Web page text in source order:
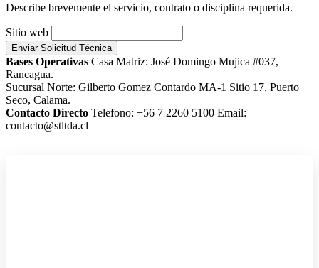
Describe brevemente el servicio, contrato o disciplina requerida.
Sitio web
Enviar Solicitud Técnica
Bases Operativas Casa Matriz: José Domingo Mujica #037,
Rancagua.
Sucursal Norte: Gilberto Gomez Contardo MA-1 Sitio 17, Puerto
Seco, Calama.
Contacto Directo Telefono: +56 7 2260 5100 Email:
contacto@stltda.cl